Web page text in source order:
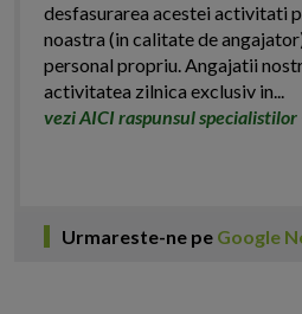
desfasurarea acestei activitati
noastra (in calitate de
personal propriu. Angajatii
activitatea zilnica exclusiv in...
vezi AICI raspunsul specialistilor
Urmareste-ne pe Google